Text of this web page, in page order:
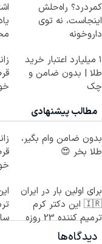
کمردرد؟ راه‌حلش
اینجاست، نه توی
داروخونه
۱ میلیارد اعتبار خرید
طلا | بدون ضامن و
چک
مطالب پیشنهادی
بدون ضامن وام بگیر،
طلا بخر 😍
برای اولین بار در ایران
🇮🇷 این دکتر کرم
ترمیم کننده 23 روزه
ساخت!
دیدگاه‌ها